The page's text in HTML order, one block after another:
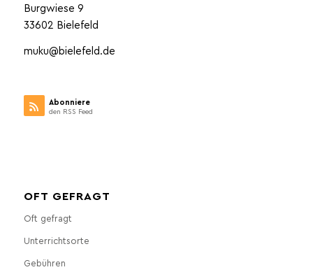
Burgwiese 9
33602 Bielefeld
muku@bielefeld.de
Abonniere
den RSS Feed
OFT GEFRAGT
Oft gefragt
Unterrichtsorte
Gebühren